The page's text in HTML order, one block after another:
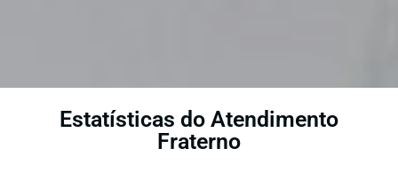
Estatísticas do Atendimento
Fraterno